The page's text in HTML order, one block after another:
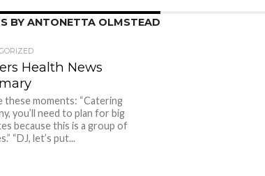
BY ANTONETTA OLMSTEAD
Health News
these moments: “Catering
you’ll need to plan for big
because this is a group of
“DJ, let’s put...